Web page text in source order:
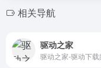
相关导航
驱动之家